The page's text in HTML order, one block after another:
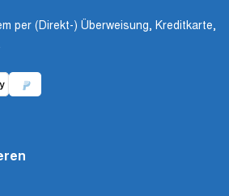
per (Direkt-) Überweisung, Kreditkarte,